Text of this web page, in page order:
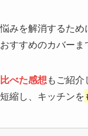
みを解消するた
すすめのカバーま
べた感想もご紹
縮し、キッチンを